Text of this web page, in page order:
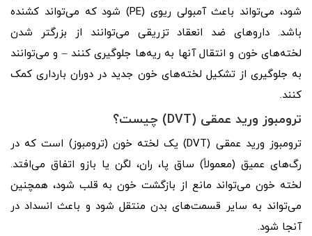
شود، می‌تواند باعث آمبولی ریوی (PE) شود که می‌تواند کشنده
باشد. داروهای ضد انعقاد تزریقی می‌توانند از بزرگتر شدن
لخته‌های خون و انتقال آنها به ریه‌ها جلوگیری کنند – و می‌توانند
به جلوگیری از تشکیل لخته‌های خون جدید در دوران بارداری کمک
کنند.
ترومبوز ورید عمقی (DVT) چیست؟
ترومبوز ورید عمقی (DVT) یک لخته خون (ترومبوز) است که در
رگ‌های عمیق (معمولاً) ساق پا، ران، لگن یا بازو اتفاق می‌افتد.
لخته خون می‌تواند مانع از بازگشت خون به قلب شود، همچنین
می‌تواند به سایر قسمت‌های بدن منتقل شود و باعث انسداد در
آنجا شود.